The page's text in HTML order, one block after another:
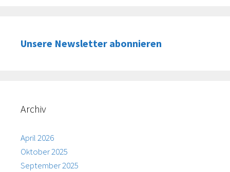
Unsere Newsletter abonnieren
Archiv
April 2026
Oktober 2025
September 2025